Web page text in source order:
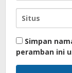
Simpan
peramban ini